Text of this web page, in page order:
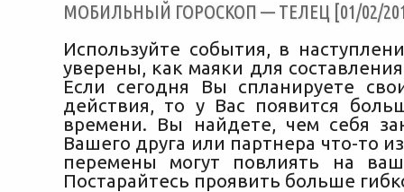
МОБИЛЬНЫЙ ГОРОСКОП — ТЕЛЕЦ [01/02/
Используйте события, в
уверены, как маяки для
Если сегодня Вы спланируете
действия, то у Вас появится
времени. Вы найдете, чем себя
Вашего друга или партнера что-то
перемены могут повлиять на
Постарайтесь проявить больше